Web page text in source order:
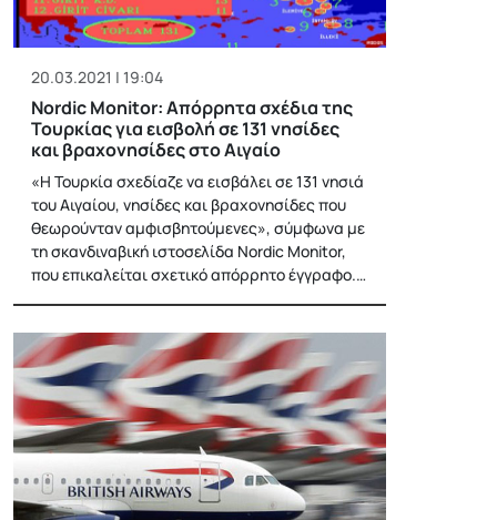
20.03.2021 | 19:04
Nordic Monitor: Απόρρητα σχέδια της
Τουρκίας για εισβολή σε 131 νησίδες
και βραχονησίδες στο Αιγαίο
«Η Τουρκία σχεδίαζε να εισβάλει σε 131 νησιά
του Αιγαίου, νησίδες και βραχονησίδες που
θεωρούνταν αμφισβητούμενες», σύμφωνα με
τη σκανδιναβική ιστοσελίδα Nordic Monitor,
που επικαλείται σχετικό απόρρητο έγγραφο.…